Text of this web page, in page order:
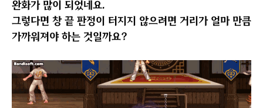
댓글을 보니 문득 저도 완화 되었다 라고 만 알고 있었지
는 생각이 들어 바로 실험 해 보았습니다.
우선 , 혹시 몰라서 각 스킬들의 툴팁 내용을 확인해 본 결
과 아직 창끝 판정이 남아 있는 것은 맞더군요.다행인가?